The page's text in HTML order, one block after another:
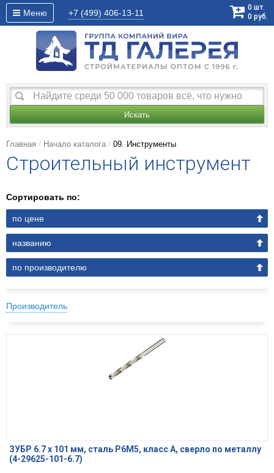
Меню +7 (499) 406-13-11
0 шт.
0 руб.
Искать
Главная Начало каталога 09. Инструменты
Строительный инструмент
Сортировать по:
по цене
названию
по производителю
Производитель
ЗУБР 6.7 х 101 мм, сталь Р6М5, класс А, сверло по металлу
(4-29625-101-6.7)